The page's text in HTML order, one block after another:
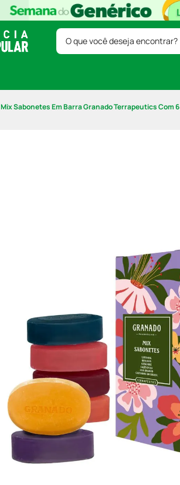
O que você deseja encontrar?
Mix Sabonetes Em Barra Granado Terrapeutics Com